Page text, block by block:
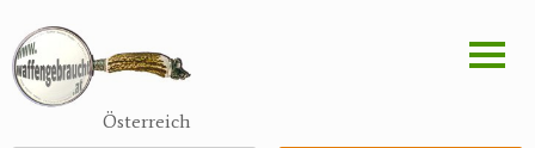
zum
Inhalt
Österreich